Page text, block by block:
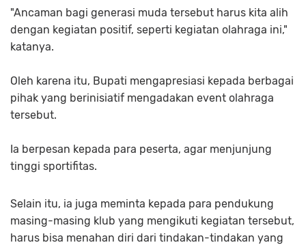
"Ancaman bagi generasi muda tersebut harus kita alih
dengan kegiatan positif, seperti kegiatan olahraga ini,"
katanya.
Oleh karena itu, Bupati mengapresiasi kepada berbagai
pihak yang berinisiatif mengadakan event olahraga
tersebut.
Ia berpesan kepada para peserta, agar menjunjung
tinggi sportifitas.
Selain itu, ia juga meminta kepada para pendukung
masing-masing klub yang mengikuti kegiatan tersebut,
harus bisa menahan diri dari tindakan-tindakan yang